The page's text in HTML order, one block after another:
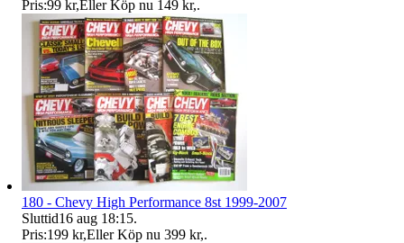
Pris:99 kr,Eller Köp nu 149 kr,.
180 - Chevy High Performance 8st 1999-2007
Sluttid16 aug 18:15.
Pris:199 kr,Eller Köp nu 399 kr,.